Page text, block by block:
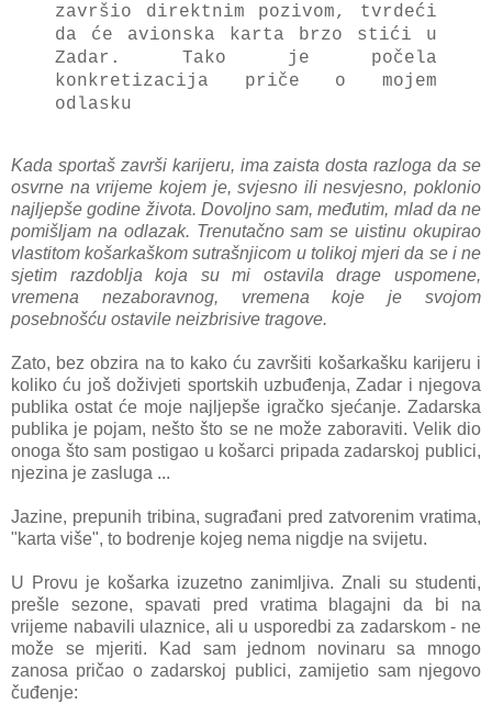
završio direktnim pozivom, tvrdeći
da će avionska karta brzo stići u
Zadar. Tako je počela
konkretizacija priče o mojem
odlasku
Kada sportaš završi karijeru, ima zaista dosta razloga da se
osvrne na vrijeme kojem je, svjesno ili nesvjesno, poklonio
najljepše godine života. Dovoljno sam, međutim, mlad da ne
pomišljam na odlazak. Trenutačno sam se uistinu okupirao
vlastitom košarkaškom sutrašnjicom u tolikoj mjeri da se i ne
sjetim razdoblja koja su mi ostavila drage uspomene,
vremena nezaboravnog, vremena koje je svojom
posebnošću ostavile neizbrisive tragove.
Zato, bez obzira na to kako ću završiti košarkašku karijeru i
koliko ću još doživjeti sportskih uzbuđenja, Zadar i njegova
publika ostat će moje najljepše igračko sjećanje. Zadarska
publika je pojam, nešto što se ne može zaboraviti. Velik dio
onoga što sam postigao u košarci pripada zadarskoj publici,
njezina je zasluga ...
Jazine, prepunih tribina, sugrađani pred zatvorenim vratima,
"karta više", to bodrenje kojeg nema nigdje na svijetu.
U Provu je košarka izuzetno zanimljiva. Znali su studenti,
prešle sezone, spavati pred vratima blagajni da bi na
vrijeme nabavili ulaznice, ali u usporedbi za zadarskom - ne
može se mjeriti. Kad sam jednom novinaru sa mnogo
zanosa pričao o zadarskoj publici, zamijetio sam njegovo
čuđenje: